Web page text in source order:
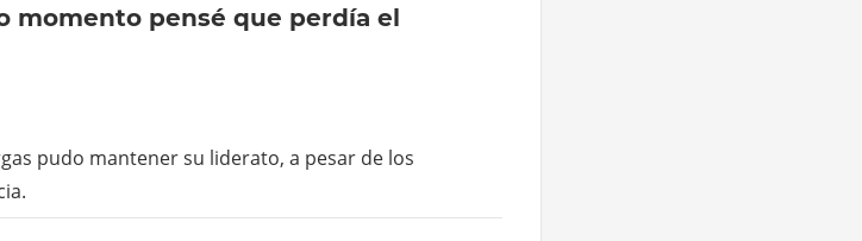
momento pensé que perdía el
pudo mantener su liderato, a pesar de los